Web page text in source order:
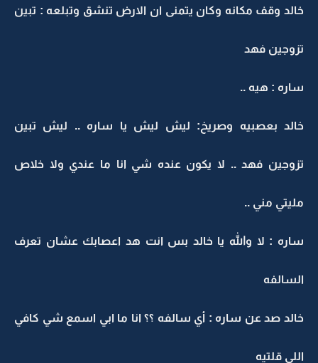
خالد وقف مكانه وكان يتمنى ان الارض تنشق وتبلعه : تبين
تزوجين فهد
ساره : هيه ..
خالد بعصبيه وصريخ: ليش ليش يا ساره .. ليش تبين
تزوجين فهد .. لا يكون عنده شي انا ما عندي ولا خلاص
مليتي مني ..
ساره : لا والله يا خالد بس انت هد اعصابك عشان تعرف
السالفه
خالد صد عن ساره : أي سالفه ؟؟ انا ما ابي اسمع شي كافي
اللي قلتيه